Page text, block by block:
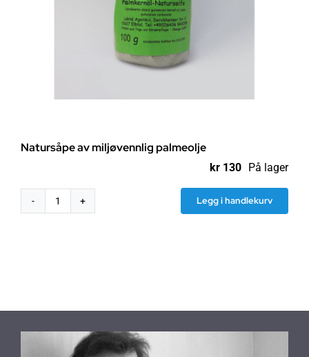
Natursåpe av miljøvennlig palmeolje
kr 130 På lager
Natursåpe
Legg i handlekurv